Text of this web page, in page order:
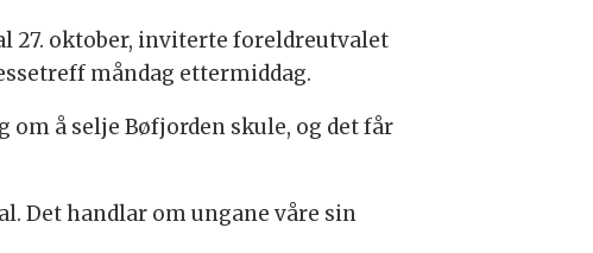
27. oktober, inviterte foreldreutvalet
måndag ettermiddag.
å selje Bøfjorden skule, og det får
Det handlar om ungane våre sin